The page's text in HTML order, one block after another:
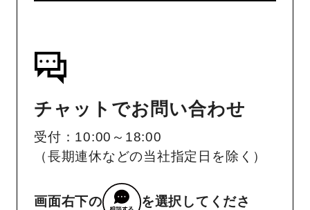
チャットでお問い合わせ
受付：10:00～18:00
（長期連休などの当社指定日を除く）
画面右下の を選択してくださ